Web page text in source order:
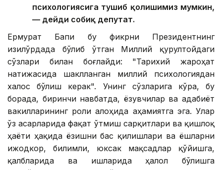
психологиясига тушиб қолишимиз мумкин,
— дейди собиқ депутат.
Ермурат Бапи бу фикрни Президентнинг
Қизилўрдада бўлиб ўтган Миллий қурултойдаги
сўзлари билан боғлайди: "Тарихий жароҳат
натижасида шаклланган миллий психологиядан
халос бўлиш керак". Унинг сўзларига кўра, бу
борада, биринчи навбатда, ёзувчилар ва адабиёт
вакилларининг роли алоҳида аҳамиятга эга. Улар
ўз асарларида фақат ўтмиш сарқитлари ва қишлоқ
ҳаёти ҳақида ёзишни бас қилишлари ва ёшларни
ижодкор, билимли, юксак мақсадлар қўйишга,
қалбларида ва ишларида ҳалол бўлишга